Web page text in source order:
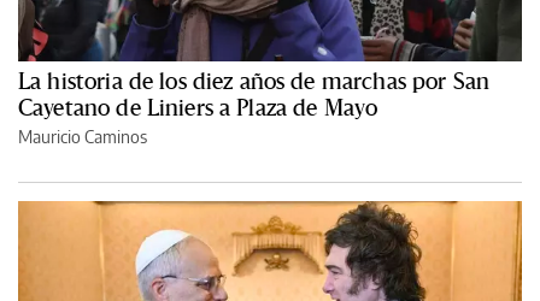
La historia de los diez años de marchas por San
Cayetano de Liniers a Plaza de Mayo
Mauricio Caminos